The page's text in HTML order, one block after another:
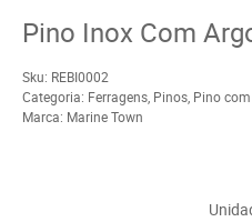
Pino Inox Com
Sku: REBI0002
Categoria: Ferragens, Pinos, Pino
Marca: Marine Town